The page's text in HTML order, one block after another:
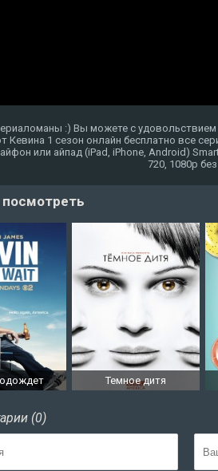
:) Вы можете с
Кевина 1 сезон онлайн бесплатно все
или айпад (iPad, iPhone, Android)
720, 1080p
Темное дитя
(0)